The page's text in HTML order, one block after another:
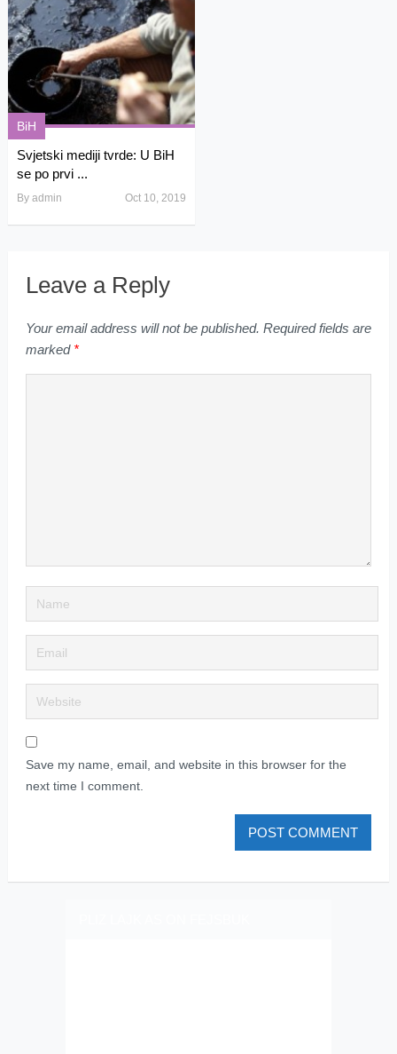
BiH
Svjetski mediji tvrde: U BiH
se po prvi ...
By admin Oct 10, 2019
Leave a Reply
Your email address will not be published. Required fields are
marked *
Save my name, email, and website in this browser for the
next time I comment.